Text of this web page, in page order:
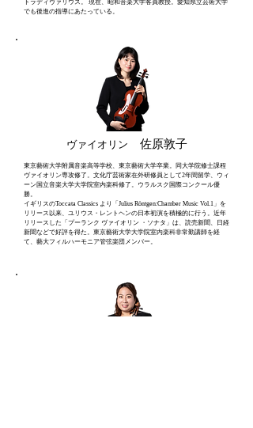
トラディヴァリウス。 現在、昭和音楽大学客員教授。愛知県立芸術大学
でも後進の指導にあたっている。
ヴァイオリン 佐原敦子
東京藝術大学附属音楽高等学校、東京藝術大学卒業。同大学院修士課程
ヴァイオリン専攻修了。文化庁芸術家在外研修員として2年間留学、ウィ
ーン国立音楽大学大学院室内楽科修了。ウラルスク国際コンクール優
勝。
イギリスのToccata Classics より「Julius Röntgen:Chamber Music Vol.1」を
リリース以来、ユリウス・レントヘンの日本初演を積極的に行う。近年
リリースした「プーランク ヴァイオリン ・ソナタ」は、読売新聞、日経
新聞などで好評を得た。東京藝術大学大学院室内楽科非常勤講師を経
て、藝大フィルハーモニア管弦楽団メンバー。